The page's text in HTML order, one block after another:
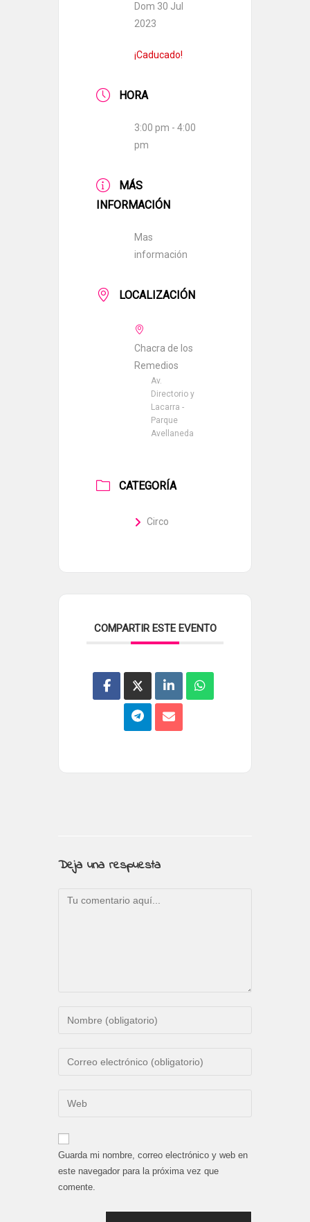
Dom 30 Jul
2023
¡Caducado!
HORA
3:00 pm - 4:00
pm
MÁS
INFORMACIÓN
Mas
información
LOCALIZACIÓN
Chacra de los
Remedios
Av.
Directorio y
Lacarra -
Parque
Avellaneda
CATEGORÍA
Circo
COMPARTIR ESTE EVENTO
Deja una respuesta
Comentario
de
para
comentar
de
electrónico
para
comentar
URL
de
web
Guarda mi nombre, correo electrónico y web en
este navegador para la próxima vez que
comente.